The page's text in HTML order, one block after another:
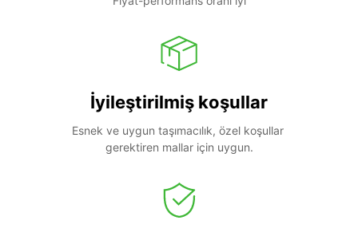
İyileştirilmiş koşullar
Esnek ve uygun taşımacılık, özel koşullar
gerektiren mallar için uygun.